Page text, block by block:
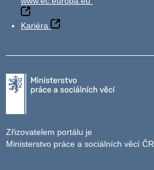
Kariéra
Zřizovatelem portálu je
Ministerstvo práce a sociálních věcí ČR